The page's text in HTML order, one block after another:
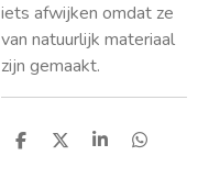
iets afwijken omdat ze
van natuurlijk materiaal
zijn gemaakt.
D
D
S
D